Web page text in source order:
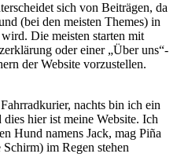
sich von Beiträgen, da
(bei den meisten Themes) in
Die meisten starten mit
oder einer „Über uns“-
der Website vorzustellen.
nachts bin ich ein
hier ist meine Website. Ich
Hund namens Jack, mag Piña
im Regen stehen